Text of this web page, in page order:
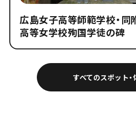
すべてのスポット・
広島女子高等師範学校・同
高等女学校殉国学徒の碑